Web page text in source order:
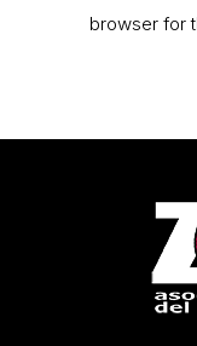
browser for